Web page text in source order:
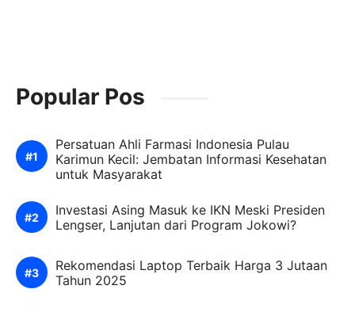
Popular Pos
Persatuan Ahli Farmasi Indonesia Pulau
Karimun Kecil: Jembatan Informasi Kesehatan
untuk Masyarakat
Investasi Asing Masuk ke IKN Meski Presiden
Lengser, Lanjutan dari Program Jokowi?
Rekomendasi Laptop Terbaik Harga 3 Jutaan
Tahun 2025